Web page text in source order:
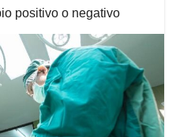
positivo o negativo